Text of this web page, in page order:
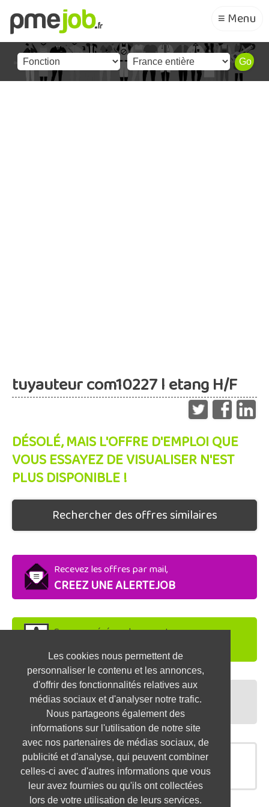
Les cookies nous permettent de
personnaliser le contenu et les annonces,
d'offrir des fonctionnalités relatives aux
médias sociaux et d'analyser notre trafic.
Nous partageons également des
informations sur l'utilisation de notre site
avec nos partenaires de médias sociaux, de
publicité et d'analyse, qui peuvent combiner
celles-ci avec d'autres informations que vous
leur avez fournies ou qu'ils ont collectées
lors de votre utilisation de leurs services.
≡ Menu
tuyauteur com10227 l etang H/F
DÉSOLÉ, MAIS L'OFFRE D'EMPLOI QUE
VOUS ESSAYEZ DE VISUALISER N'EST
PLUS DISPONIBLE !
Rechercher des offres similaires
Recevez les offres par mail,
CREEZ UNE ALERTEJOB
Soyez repéré par les recruteurs,
DEPOSEZ VOTRE CV
Préparez vos entretiens,
TESTEZ-VOUS
OFFRES SIMILAIRES